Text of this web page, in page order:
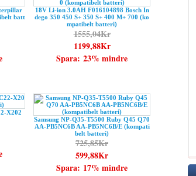
batt
18V Li-ion 3.0AH F016104898 Bosch In
dego 350 450 S+ 350 S+ 400 M+ 700 (ko
mpatibelt batteri)
1555,04Kr
1199,88Kr
Spara: 23% mindre
X202
Samsung NP-Q35-T5500 Ruby Q45 Q70
AA-PB5NC6B AA-PB5NC6B/E (kompati
belt batteri)
725,85Kr
599,88Kr
Spara: 17% mindre